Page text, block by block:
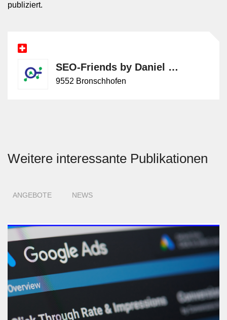
publiziert.
SEO-Friends by Daniel Kapovic
9552 Bronschhofen
Weitere interessante Publikationen
ANGEBOTE NEWS